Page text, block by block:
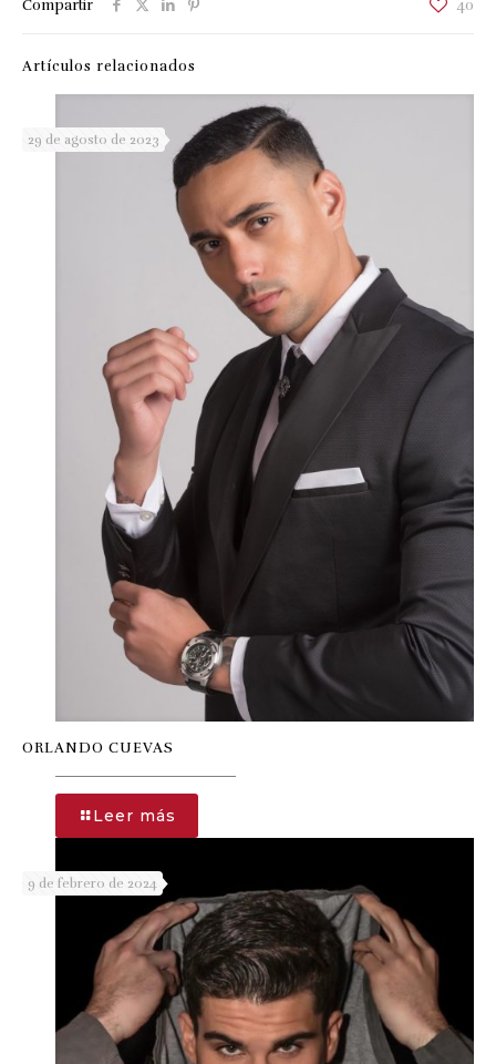
Compartir 40
Artículos relacionados
29 de agosto de 2023
ORLANDO CUEVAS
Leer más
ORLANDO
9 de febrero de 2024